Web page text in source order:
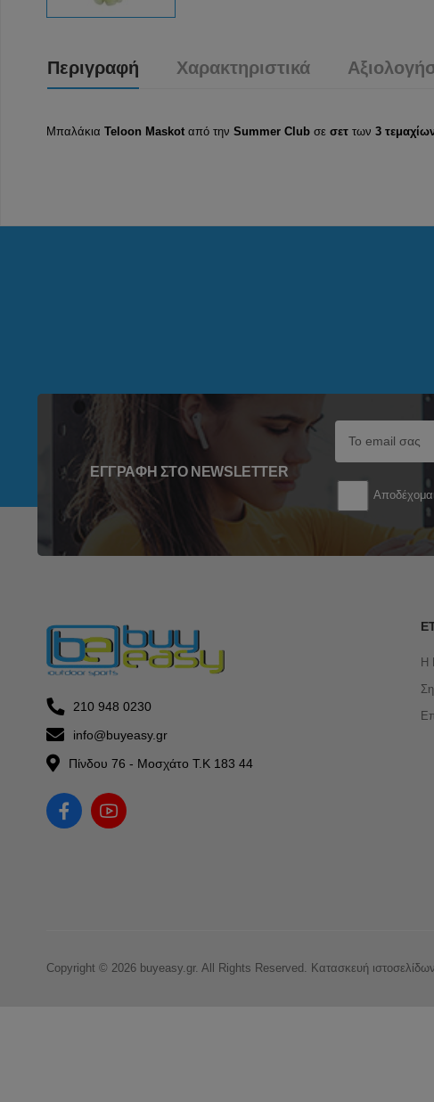
Περιγραφή Χαρακτηριστικά
Μπαλάκια Teloon Maskot από την Summer Club σε σετ των 3
ΕΓΓΡΑΦΉ ΣΤΟ NEWSLETTER
210 948 0230
info@buyeasy.gr
Πίνδου 76 - Μοσχάτο Τ.Κ 183 44
Η
Copyright © 2026 buyeasy.gr. All Rights Reserved. Κατασκευή ιστοσελίδων